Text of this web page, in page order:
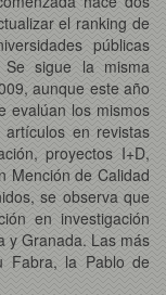
el ranking de
públicas
sigue la misma
aunque este año
evalúan los mismos
en revistas
proyectos I+D,
Mención de Calidad
se observa que
en investigación
y Granada. Las más
Fabra, la Pablo de